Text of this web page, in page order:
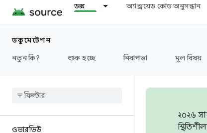
ডক্স অ্যান্ড্রয়েড কোড অনুসন্ধান
ডকুমেন্টেশন
নতুন কি?
শুরু হচ্ছে নিরাপত্তা মূল বিষয়
ওভারভিউ
২০২৬